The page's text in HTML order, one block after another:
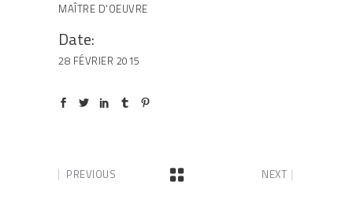
MAÎTRE D'OEUVRE
Date:
28 FÉVRIER 2015
PREVIOUS NEXT